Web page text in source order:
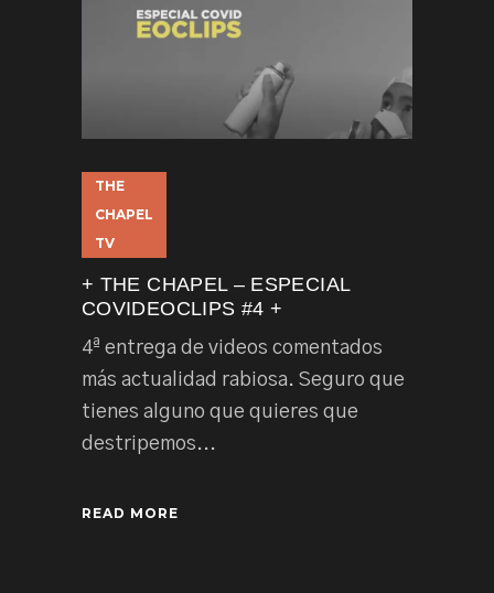
THE
CHAPEL
TV
+ THE CHAPEL – ESPECIAL
COVIDEOCLIPS #4 +
4ª entrega de videos comentados
más actualidad rabiosa. Seguro que
tienes alguno que quieres que
destripemos...
READ MORE